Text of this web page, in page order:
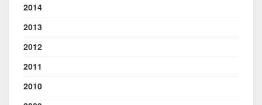
2014
2013
2012
2011
2010